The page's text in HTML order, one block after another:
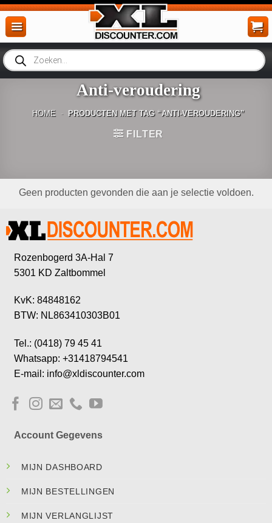
Ga
naar
inhoud
Producten
zoeken
Anti-veroudering
HOME - PRODUCTEN MET TAG “ANTI-VEROUDERING”
FILTER
Geen producten gevonden die aan je selectie voldoen.
Rozenbogerd 3A-Hal 7
5301 KD Zaltbommel
KvK: 84848162
BTW: NL863410303B01
Tel.: (0418) 79 45 41
Whatsapp: +31418794541
E-mail: info@xldiscounter.com
Account Gegevens
MIJN DASHBOARD
MIJN BESTELLINGEN
MIJN VERLANGLIJST